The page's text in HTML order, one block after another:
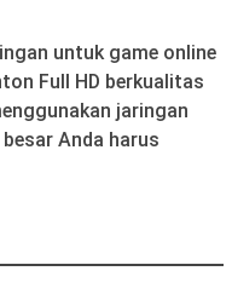
untuk game online
Full HD berkualitas
jaringan
Anda harus